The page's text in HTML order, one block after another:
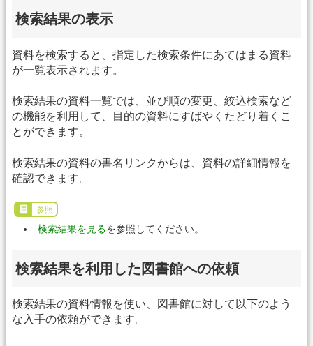
検索結果の表示
資料を検索すると、指定した検索条件にあてはまる資料
が一覧表示されます。
検索結果の資料一覧では、並び順の変更、絞込検索など
の機能を利用して、目的の資料にすばやくたどり着くこ
とができます。
検索結果の資料の書名リンクからは、資料の詳細情報を
確認できます。
参照
検索結果を見るを参照してください。
検索結果を利用した図書館への依頼
検索結果の資料情報を使い、図書館に対して以下のよう
な入手の依頼ができます。